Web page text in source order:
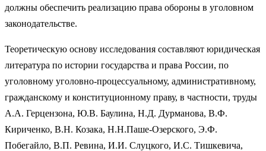
должны обеспечить реализацию права обороны в уголовном
законодательстве.
Теоретическую основу исследования составляют юридическая
литература по истории государства и права России, по
уголовному уголовно-процессуальному, административному,
гражданскому и конституционному праву, в частности, труды
А.А. Герцензона, Ю.В. Баулина, Н.Д. Дурманова, В.Ф.
Кириченко, В.Н. Козака, Н.Н.Паше-Озерского, Э.Ф.
Побегайло, В.П. Ревина, И.И. Слуцкого, И.С. Тишкевича,